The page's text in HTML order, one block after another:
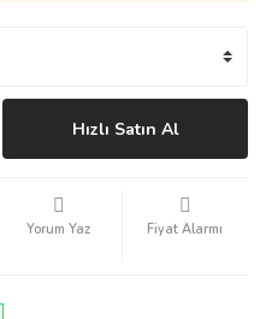
Hızlı Satın Al
Yorum Yaz Fiyat Alarmı